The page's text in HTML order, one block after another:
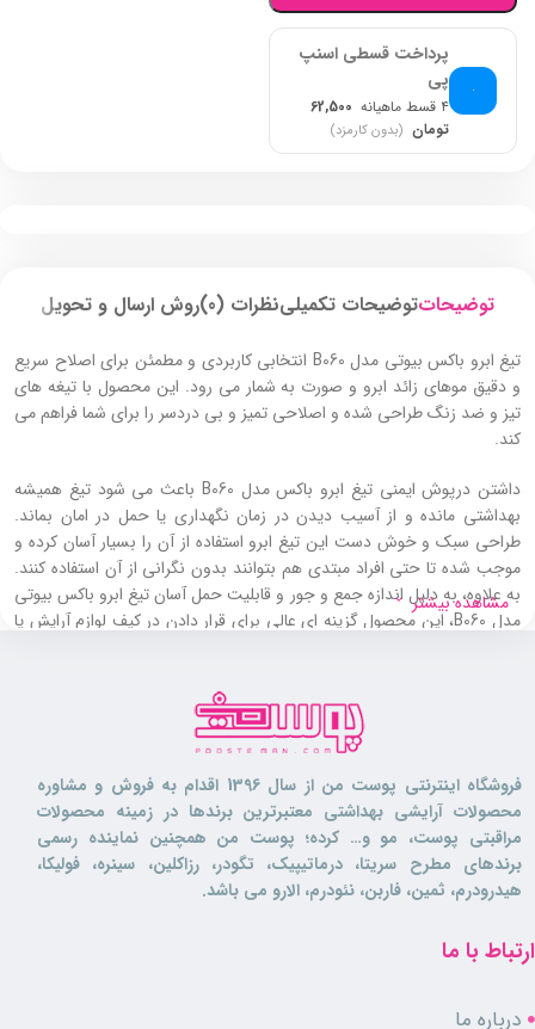
پرداخت قسطی اسنپ
پی
۴ قسط ماهیانه
62,500
تومان (بدون کارمزد)
توضیحاتتوضیحات تکمیلینظرات (0) روش ارسال و تحویل
تیغ ابرو باکس بیوتی مدل B060 انتخابی کاربردی و مطمئن برای اصلاح سریع
و دقیق موهای زائد ابرو و صورت به شمار می رود. این محصول با تیغه‌ های
تیز و ضد زنگ طراحی شده و اصلاحی تمیز و بی‌ دردسر را برای شما فراهم می‌
کند.
داشتن درپوش ایمنی تیغ ابرو باکس مدل B060 باعث می‌ شود تیغ همیشه
بهداشتی مانده و از آسیب‌ دیدن در زمان نگهداری یا حمل در امان بماند.
طراحی سبک و خوش‌ دست این تیغ ابرو استفاده از آن را بسیار آسان کرده و
موجب شده تا حتی افراد مبتدی هم بتوانند بدون نگرانی از آن استفاده کنند.
به علاوه، به دلیل اندازه جمع‌ و جور و قابلیت حمل آسان تیغ ابرو باکس بیوتی
مدل B060، این محصول گزینه‌ ای عالی برای قرار دادن در کیف لوازم آرایش یا
این تیغ ابرو را می‌ توان روی پوست خشک یا مرطوب به کار برد و به‌ عنوان
یک جایگزین سریع برای موچین، در مدت زمان کوتاه اصلاحی مرتب و طبیعی
را در اختیار شما قرار می دهد. کیفیت بالا و دوام این محصول نیز باعث شده تا
به یکی از ابزارهای پرکاربرد در روتین زیبایی تبدیل شود.
تیغ ابرو باکس مدل B060 برای چه کسانی
مناسب است؟
اصلاح ابروهای خود می باشند.
مشاهده بیشتر
فروشگاه اینترنتی پوست من از سال 1396 اقدام به فروش و مشاوره
محصولات آرایشی بهداشتی معتبرترین برندها در زمینه محصولات
مراقبتی پوست، مو و… کرده؛ پوست من همچنین نماینده رسمی
برندهای مطرح سریتا، درماتیپیک، تگودر، رزاکلین، سینره، فولیکا،
هیدرودرم، ثمین، فاربن، نئودرم، الارو می باشد.
ارتباط با ما
درباره ما